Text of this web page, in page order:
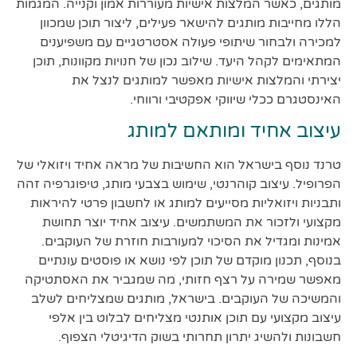
מותגים, כאשר המלצות אישיות מעוררות אמון וקנייה. המגמות
הללו מחייבות מותגים להישאר פעילים, ליצור תוכן שמכוון
למכירה ולבחור שיתופי פעולה אסטרטגיים עם משפיענים
המתאימים לקהל היעד. שילוב נכון של חנויות מקוונות, תוכן
יצירתי והמלצות אישיות מאפשר למותגים לנצל את
האינסטגרם ככלי שיווקי אפקטיבי ורווחי.
עיצוב אחיד ומותאם למותג
טרנד נוסף בישראל הוא החשיבות של מראה אחיד ויזואלי של
הפרופיל. עיצוב קוהרנטי, שימוש בצבעי מותג, טיפוגרפיה זהה
ותבניות ויזואליות מסייעים למותג או לחשבון פרטי להיראות
מקצועי ולזכור את המשתמשים. עיצוב אחיד יוצר תחושת
אמינות ומגדיל את הסיכוי למעורבות חוזרת של העוקבים.
בנוסף, תכנון מוקדם של תוכן לפי נושא או פוסטים עונתיים
מאפשר שמירה על רצף חזותי, מה שמגביר את האסתטיקה
והמשיכה של העוקבים. בישראל, מותגים שמצליחים לשלב
עיצוב מקצועי עם תוכן אותנטי מצליחים לבלוט בין אלפי
חשבונות ולהשיג יתרון תחרותי בשוק הדיגיטלי הצפוף.